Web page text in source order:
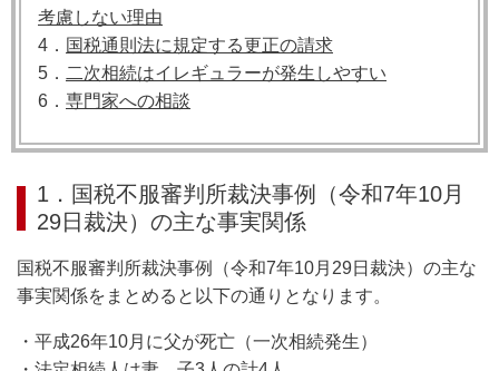
考慮しない理由
4． 国税通則法に規定する更正の請求
5． 二次相続はイレギュラーが発生しやすい
6． 専門家への相談
1．国税不服審判所裁決事例（令和7年10月
29日裁決）の主な事実関係
国税不服審判所裁決事例（令和7年10月29日裁決）の主な
事実関係をまとめると以下の通りとなります。
・平成26年10月に父が死亡（一次相続発生）